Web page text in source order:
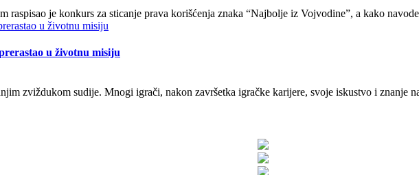
raspisao je konkurs za sticanje prava korišćenja znaka “Najbolje iz Vojvodine”, a kako
u životnu misiju
zviždukom sudije. Mnogi igrači, nakon završetka igračke karijere, svoje iskustvo i znanje